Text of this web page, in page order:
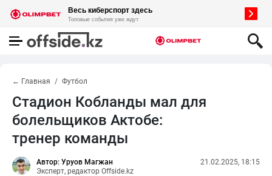
← Главная Футбол
Стадион Кобланды мал для
болельщиков Актобе:
тренер команды
Автор: Уруов Магжан
Эксперт, редактор Offside.kz
21.02.2025, 18:15